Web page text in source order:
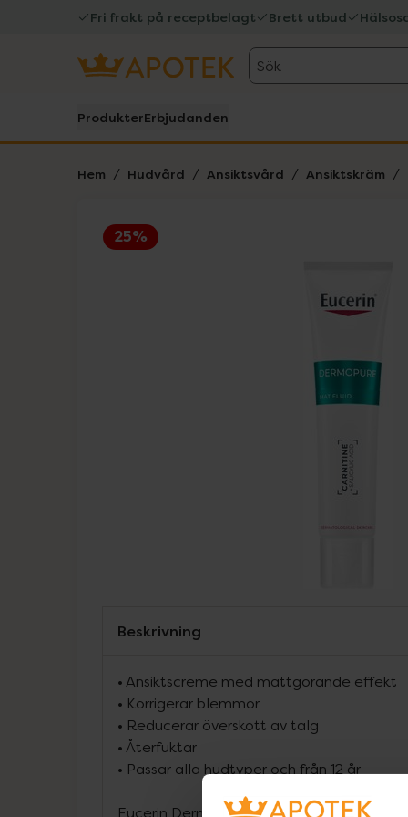
Fri frakt på receptbelagt Brett utbud
Sök
ProdukterErbjudanden
Hem Hudvård Ansiktsvård Ansiktskräm
25%
Beskrivning
• Ansiktscreme med mattgörande effekt
• Korrigerar blemmor
• Reducerar överskott av talg
• Återfuktar
• Passar alla hudtyper och från 12 år
Eucerin Dermopure Mat fluid är en